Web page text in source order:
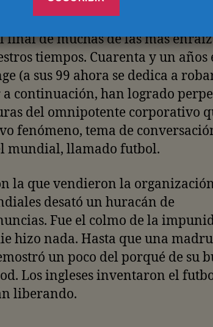
PRI. Desde 1974 cada costa de
final de muchas de las más
tiempos. Cuarenta y un años
(a sus 99 ahora se dedica a
continuación, han logrado
del omnipotente corporativo
fenómeno, tema de
mundial, llamado futbol.
la que vendieron la
desató un huracán de
Fue el colmo de la
hizo nada. Hasta que una
un poco del porqué de su
Los ingleses inventaron el
liberando.